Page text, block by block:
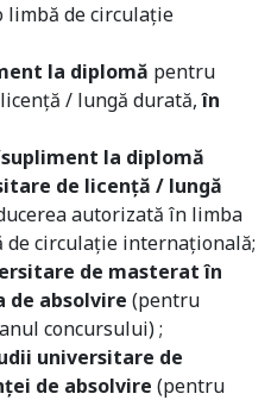
limbă de circulație
la diplomă pentru
/ lungă durată,în
la diplomă
de licență / lungă
autorizată în limba
circulație internațională;
de masterat în
de absolvire (pentru
concursului) ;
universitare de
de absolvire (pentru